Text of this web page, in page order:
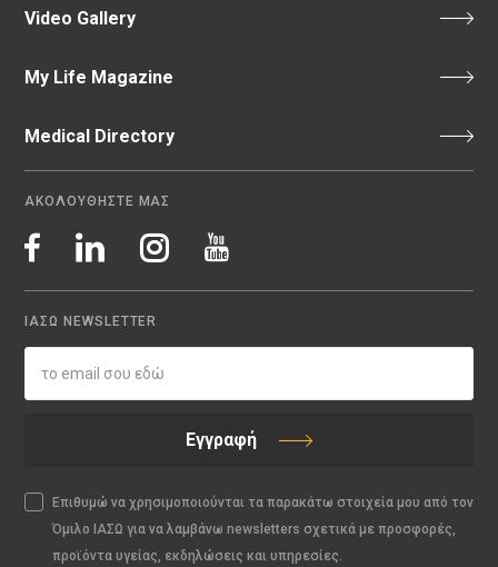
Video Gallery
My Life Magazine
Medical Directory
ΑΚΟΛΟΥΘΗΣΤΕ ΜΑΣ
ΙΑΣΩ NEWSLETTER
Εγγραφή
Επιθυμώ να χρησιμοποιούνται τα παρακάτω στοιχεία μου από τον
Όμιλο ΙΑΣΩ για να λαμβάνω newsletters σχετικά με προσφορές,
προϊόντα υγείας, εκδηλώσεις και υπηρεσίες.